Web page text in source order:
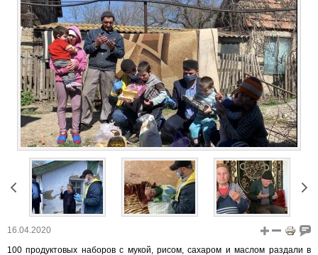
16.04.2020
100 продуктовых наборов с мукой, рисом, сахаром и маслом раздали в